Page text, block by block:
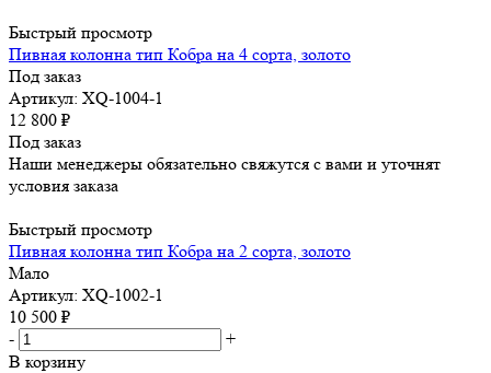
Быстрый просмотр
Пивная колонна тип Кобра на 4 сорта, золото
Под заказ
Артикул: XQ-1004-1
12 800 ₽
Под заказ
Наши менеджеры обязательно свяжутся с вами и уточнят
условия заказа
Быстрый просмотр
Пивная колонна тип Кобра на 2 сорта, золото
Мало
Артикул: XQ-1002-1
10 500 ₽
-
+
В корзину